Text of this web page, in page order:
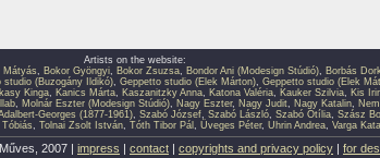
Artists on the website:
Mátyás, Bokor Gyöngyi, Bokor Zsuzsa, Bondor Ani (Modesign Stúdió), Borbás
studio (Buzogány Ildikó), Geppetto studio (Elek Márton), Geppetto studio (Elek
Kinga, Kanics Márta, Kaszanitzky Anna, Katona Valéria, Kauker Szilvia, Kis
, Molnár Eszter (Modesign Stúdió), Nagy Eszter, Nagy Judit, Nagy Katalin,
Georges (1877-1961), Szabó József, Szabó László, Szabó Otília, Szász
, Tolnai Zsolt István, Tóth Tibor Pál , Üveges Péter, Uhrin Andrea, Varga
2007 | impress | contact | copyrights and privacy policy | for